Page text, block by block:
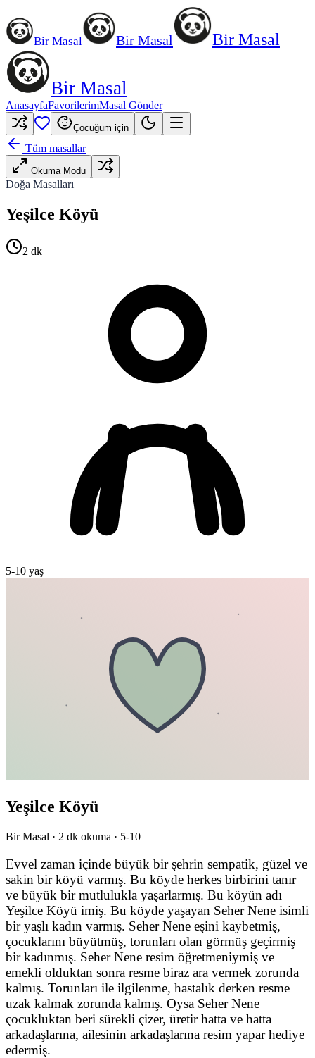
Bir Masal Bir Masal Bir Masal
Bir Masal
AnasayfaFavorilerimMasal Gönder
Çocuğum için
Tüm masallar
Okuma Modu
Doğa Masalları
Yeşilce Köyü
2 dk
5-10 yaş
Yeşilce Köyü
Bir Masal · 2 dk okuma · 5-10
Evvel zaman içinde büyük bir şehrin sempatik, güzel ve
sakin bir köyü varmış. Bu köyde herkes birbirini tanır
ve büyük bir mutlulukla yaşarlarmış. Bu köyün adı
Yeşilce Köyü imiş. Bu köyde yaşayan Seher Nene isimli
bir yaşlı kadın varmış. Seher Nene eşini kaybetmiş,
çocuklarını büyütmüş, torunları olan görmüş geçirmiş
bir kadınmış. Seher Nene resim öğretmeniymiş ve
emekli olduktan sonra resme biraz ara vermek zorunda
kalmış. Torunları ile ilgilenme, hastalık derken resme
uzak kalmak zorunda kalmış. Oysa Seher Nene
çocukluktan beri sürekli çizer, üretir hatta ve hatta
arkadaşlarına, ailesinin arkadaşlarına resim yapar hediye
edermiş.